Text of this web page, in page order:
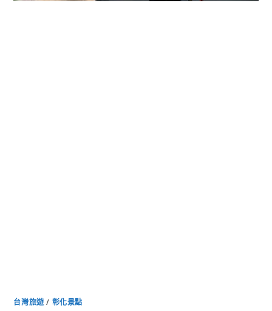
台灣旅遊/ 彰化景點